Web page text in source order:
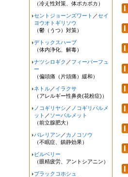
（冷え性対策、体ポカポカ）
セントジョーンズワート ／セイ
ヨウオトギリソウ
（鬱（うつ）対策）
デトックスハーブ
（体内浄化、解毒）
ナツシロギク ／フィーバーフュ
ー
（偏頭痛（片頭痛）緩和）
ネトル ／イラクサ
（アレルギー性鼻炎(花粉症)）
ノコギリヤシ ／ ノコギリパルメ
ット ／ソーパルメット
（前立腺肥大）
バレリアン ／カノコソウ
（不眠症、鎮静効果）
ビルベリー
（眼精疲労、アントシアニン）
ブラックコホシュ